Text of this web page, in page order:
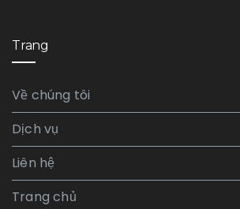
Trang
Về chúng tôi
Dịch vụ
Liên hệ
Trang chủ